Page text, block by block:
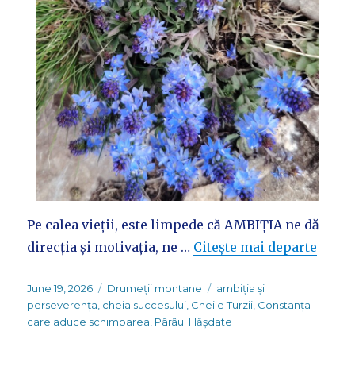
Pe calea vieții, este limpede că AMBIȚIA ne dă
direcția și motivația, ne … Citește mai departe
Posted
on
June 19, 2026 Categories
Drumeții montane Tags
ambiția și
perseverența cheia succesului Cheile Turzii Constanța
care aduce schimbarea Pârâul Hășdate